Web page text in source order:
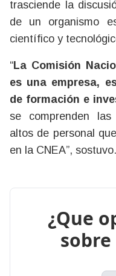
trasciende la
de un organismo
científico y
“La Comisión
es una empresa,
de formación e
se comprenden las
altos de personal
en la CNEA”, sostuvo.
¿Que